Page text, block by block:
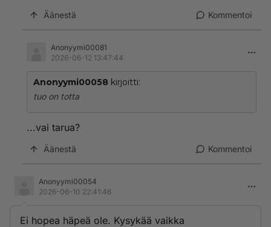
Äänestä Kommentoi
Anonyymi00081
2026-06-12 13:47:44
Anonyymi00058 kirjoitti:
tuo on totta
...vai tarua?
Äänestä Kommentoi
Anonyymi00054
2026-06-10 22:41:46
Ei hopea häpeä ole. Kysykää vaikka